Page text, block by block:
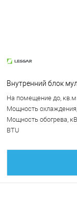
Внутренний блок
На помещение до, кв.м
Мощность
Мощность обогрева,
BTU